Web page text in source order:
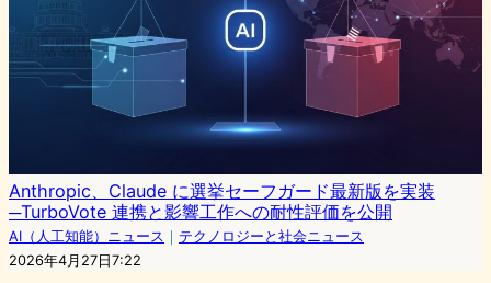
Anthropic、Claude に選挙セーフガード最新版を実装
─TurboVote 連携と影響工作への耐性評価を公開
AI（人工知能）ニュース ｜ テクノロジーと社会ニュース
2026年4月27日7:22